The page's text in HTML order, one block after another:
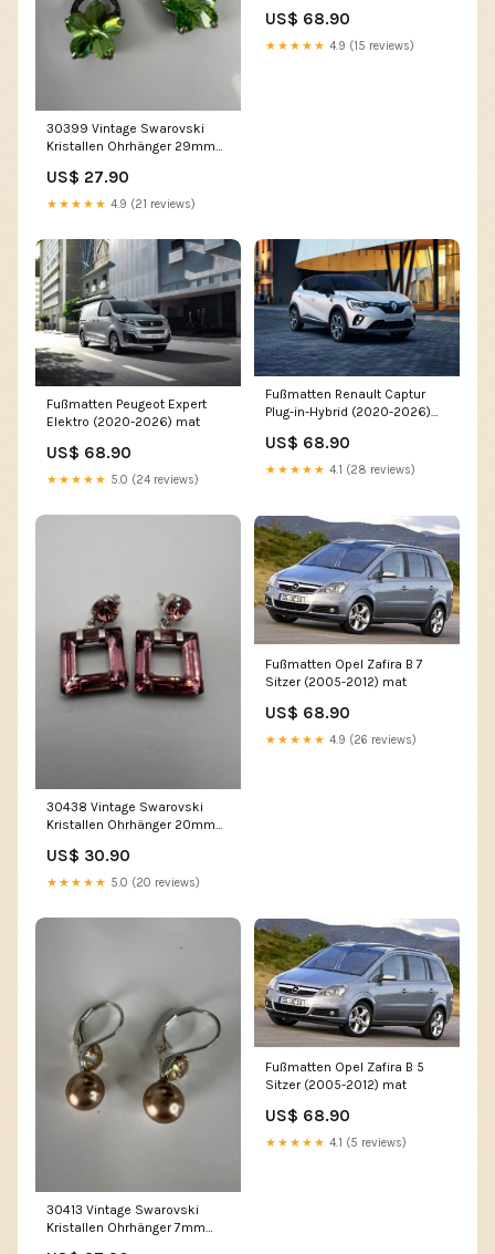
30399 Vintage Swarovski
Kristallen Ohrhänger 29mm
US$ 27.90
★★★★★ 4.9 (21 reviews)
Reihe (XL)
US$ 68.90
★★★★★ 4.9 (15 reviews)
Fußmatten Peugeot Expert
Elektro (2020-2026) mat
US$ 68.90
★★★★★ 5.0 (24 reviews)
Fußmatten Renault Captur
Plug-in-Hybrid (2020-2026)
Fersenverstärkung:Maßanfertigung
mit modifizierter
US$ 68.90
★★★★★ 4.1 (28 reviews)
30438 Vintage Swarovski
Kristallen Ohrhänger 20mm
US$ 30.90
★★★★★ 5.0 (20 reviews)
Fußmatten Opel Zafira B 7
Sitzer (2005-2012) mat
US$ 68.90
★★★★★ 4.9 (26 reviews)
30413 Vintage Swarovski
Kristallen Ohrhänger 7mm
Fußmatten Opel Zafira B 5
Sitzer (2005-2012) mat
US$ 68.90
★★★★★ 4.1 (5 reviews)